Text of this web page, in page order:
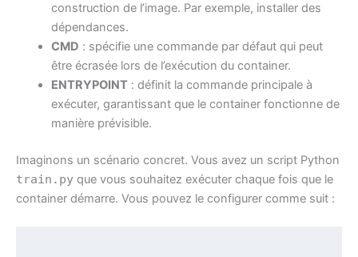
construction de l’image. Par exemple, installer des
dépendances.
CMD : spécifie une commande par défaut qui peut
être écrasée lors de l’exécution du container.
ENTRYPOINT: définit la commande principale à
exécuter, garantissant que le container fonctionne de
manière prévisible.
Imaginons un scénario concret. Vous avez un script Python
train.py que vous souhaitez exécuter chaque fois que le
container démarre. Vous pouvez le configurer comme suit :